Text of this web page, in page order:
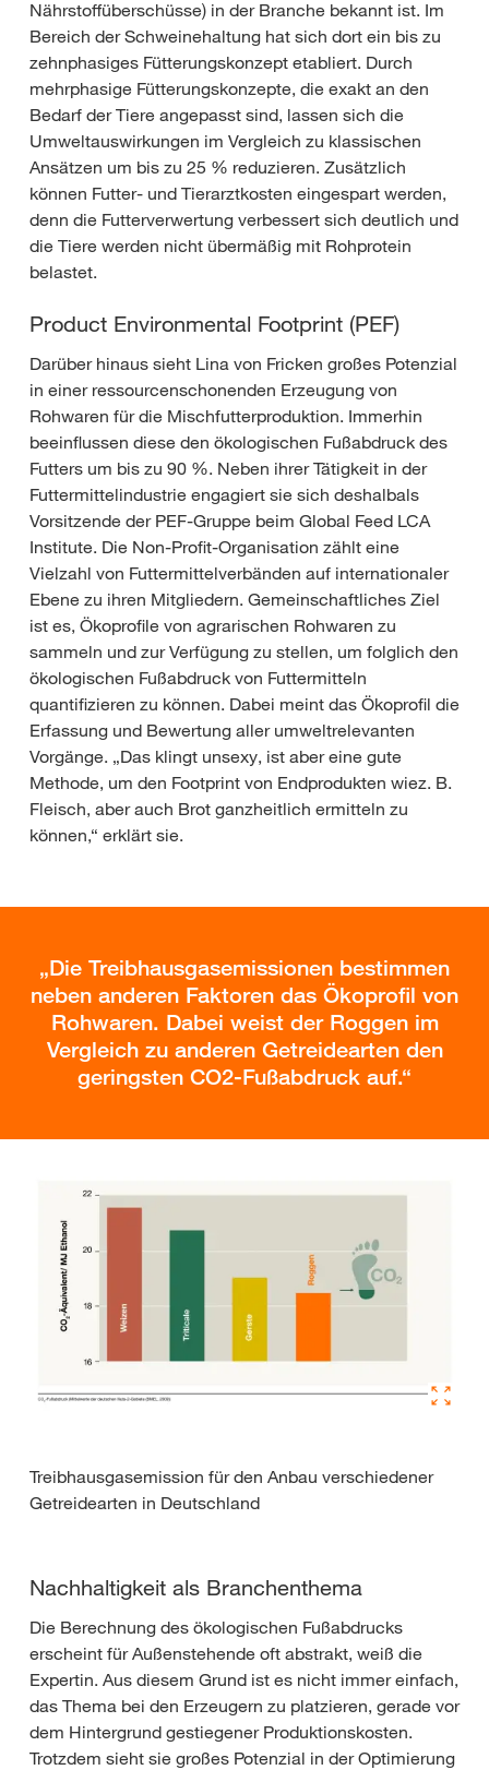
Nährstoffüberschüsse) in der Branche bekannt ist. Im
Bereich der Schweinehaltung hat sich dort ein bis zu
zehnphasiges Fütterungskonzept etabliert. Durch
mehrphasige Fütterungskonzepte, die exakt an den
Bedarf der Tiere angepasst sind, lassen sich die
Umweltauswirkungen im Vergleich zu klassischen
Ansätzen um bis zu 25 % reduzieren. Zusätzlich
können Futter- und Tierarztkosten eingespart werden,
denn die Futterverwertung verbessert sich deutlich und
die Tiere werden nicht übermäßig mit Rohprotein
belastet.
Product Environmental Footprint (PEF)
Darüber hinaus sieht Lina von Fricken großes Potenzial
in einer ressourcenschonenden Erzeugung von
Rohwaren für die Mischfutterproduktion. Immerhin
beeinflussen diese den ökologischen Fußabdruck des
Futters um bis zu 90 %. Neben ihrer Tätigkeit in der
Futtermittelindustrie engagiert sie sich deshalbals
Vorsitzende der PEF-Gruppe beim Global Feed LCA
Institute. Die Non-Profit-Organisation zählt eine
Vielzahl von Futtermittelverbänden auf internationaler
Ebene zu ihren Mitgliedern. Gemeinschaftliches Ziel
ist es, Ökoprofile von agrarischen Rohwaren zu
sammeln und zur Verfügung zu stellen, um folglich den
ökologischen Fußabdruck von Futtermitteln
quantifizieren zu können. Dabei meint das Ökoprofil die
Erfassung und Bewertung aller umweltrelevanten
Vorgänge. „Das klingt unsexy, ist aber eine gute
Methode, um den Footprint von Endprodukten wiez. B.
Fleisch, aber auch Brot ganzheitlich ermitteln zu
können,“ erklärt sie.
Die Treibhausgasemissionen bestimmen
neben anderen Faktoren das Ökoprofil von
Rohwaren. Dabei weist der Roggen im
Vergleich zu anderen Getreidearten den
geringsten CO2-Fußabdruck auf.
Treibhausgasemission für den Anbau verschiedener
Getreidearten in Deutschland
Nachhaltigkeit als Branchenthema
Die Berechnung des ökologischen Fußabdrucks
erscheint für Außenstehende oft abstrakt, weiß die
Expertin. Aus diesem Grund ist es nicht immer einfach,
das Thema bei den Erzeugern zu platzieren, gerade vor
dem Hintergrund gestiegener Produktionskosten.
Trotzdem sieht sie großes Potenzial in der Optimierung